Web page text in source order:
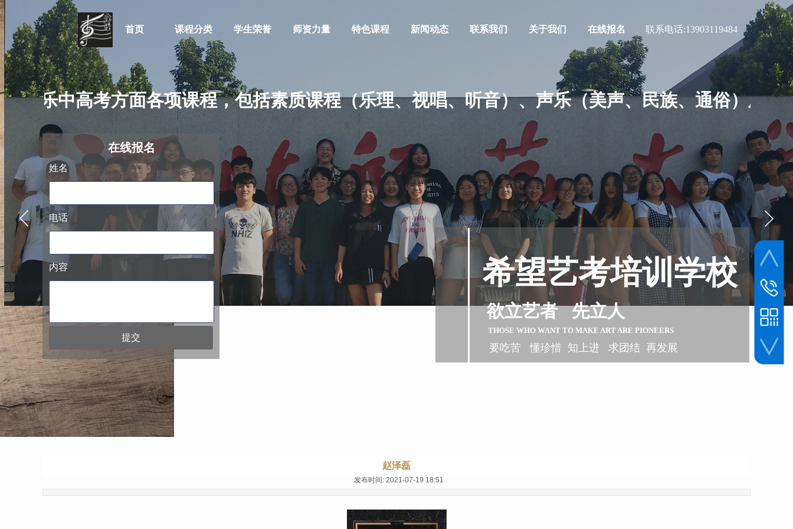
联系电话:13903119484
首页 课程分类 学生荣誉 师资力量 特色课程 新闻动态 联系我们 关于我们 在线报名
音乐中高考方面各项课程，包括素质课程（乐理、视唱、听音）、声乐（美声、民族、通俗）及各
在线报名
姓名
电话
内容
提交
阿萨德
希望艺考培训学校
欲立艺者 先立人
THOSE WHO WANT TO MAKE ART ARE PIONEERS
要吃苦 懂珍惜 知上进 求团结 再发展
赵泽磊
发布时间: 2021-07-19 18:51
联系电话